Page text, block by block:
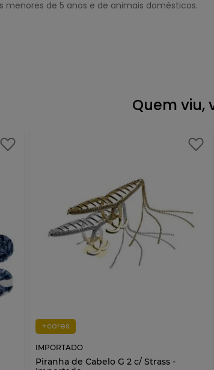
de 5 anos e de animais domésticos.
Quem viu,
+cores
IMPORTADO
Piranha de Cabelo G 2 c/ Strass -